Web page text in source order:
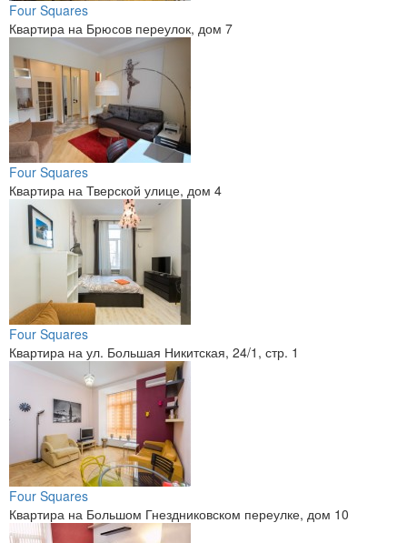
Four Squares
Квартира на Брюсов переулок, дом 7
Four Squares
Квартира на Тверской улице, дом 4
Four Squares
Квартира на ул. Большая Никитская, 24/1, стр. 1
Four Squares
Квартира на Большом Гнездниковском переулке, дом 10